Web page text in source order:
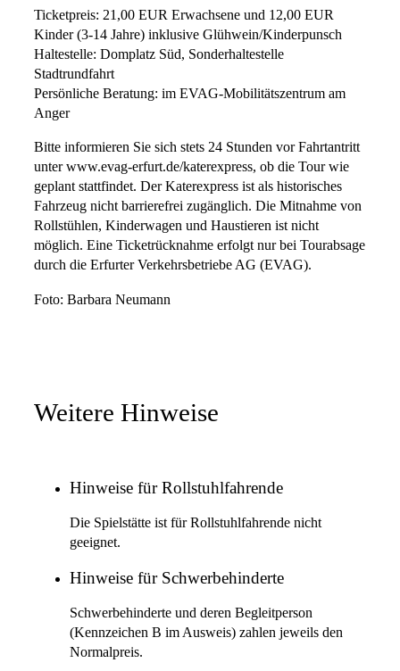
Ticketpreis: 21,00 EUR Erwachsene und 12,00 EUR
Kinder (3-14 Jahre) inklusive Glühwein/Kinderpunsch
Haltestelle: Domplatz Süd, Sonderhaltestelle
Stadtrundfahrt
Persönliche Beratung: im EVAG-Mobilitätszentrum am
Anger
Bitte informieren Sie sich stets 24 Stunden vor Fahrtantritt
unter www.evag-erfurt.de/katerexpress, ob die Tour wie
geplant stattfindet. Der Katerexpress ist als historisches
Fahrzeug nicht barrierefrei zugänglich. Die Mitnahme von
Rollstühlen, Kinderwagen und Haustieren ist nicht
möglich. Eine Ticketrücknahme erfolgt nur bei Tourabsage
durch die Erfurter Verkehrsbetriebe AG (EVAG).
Foto: Barbara Neumann
Weitere Hinweise
Hinweise für Rollstuhlfahrende
Die Spielstätte ist für Rollstuhlfahrende nicht
geeignet.
Hinweise für Schwerbehinderte
Schwerbehinderte und deren Begleitperson
(Kennzeichen B im Ausweis) zahlen jeweils den
Normalpreis.